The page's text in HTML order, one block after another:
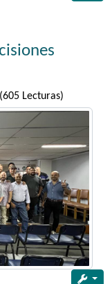
(605 Lecturas)